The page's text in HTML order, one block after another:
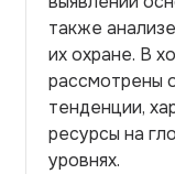
также
их охране. В
рассмотрены
тенденции,
ресурсы на
уровнях.